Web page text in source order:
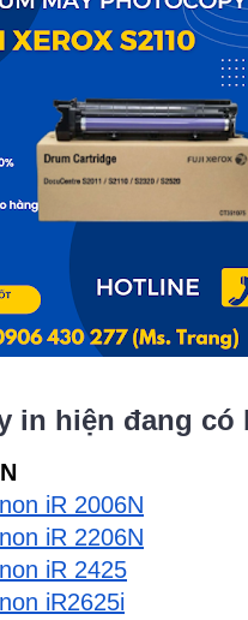
in hiện đang có
iR 2006N
iR 2206N
iR 2425
iR2625i